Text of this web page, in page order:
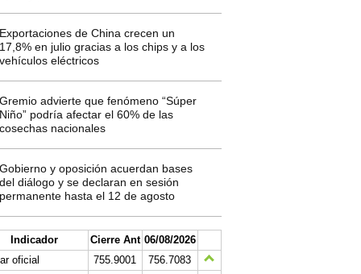
de China crecen un
en julio gracias a los chips y a los
eléctricos
advierte que fenómeno “Súper
podría afectar el 60% de las
nacionales
y oposición acuerdan bases
diálogo y se declaran en sesión
hasta el 12 de agosto
Indicador Cierre Ant 06/08/2026
oficial
755.9001
756.7083